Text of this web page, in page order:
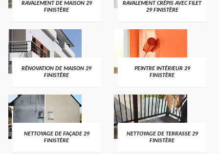
RAVALEMENT DE MAISON 29
FINISTÈRE
RAVALEMENT CRÉPIS AVEC FILET
29 FINISTÈRE
RÉNOVATION DE MAISON 29
FINISTÈRE
PEINTRE INTÉRIEUR 29
FINISTÈRE
NETTOYAGE DE FAÇADE 29
FINISTÈRE
NETTOYAGE DE TERRASSE 29
FINISTÈRE